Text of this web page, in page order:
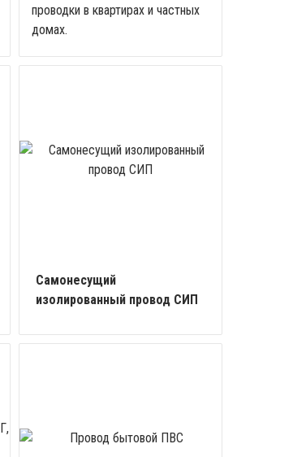
проводки в квартирах и частных
домах.
Самонесущий
изолированный провод СИП